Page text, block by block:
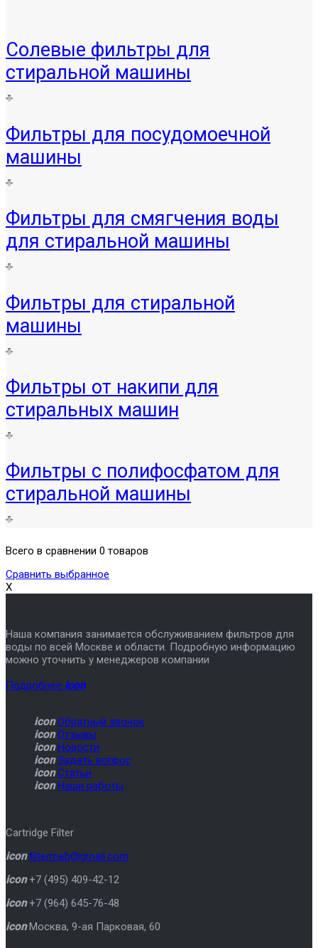
Солевые фильтры для
стиральной машины
Фильтры для посудомоечной
машины
Фильтры для смягчения воды
для стиральной машины
Фильтры для стиральной
машины
Фильтры от накипи для
стиральных машин
Фильтры с полифосфатом для
стиральной машины
Всего в сравнении 0 товаров
Сравнить выбранное
X
Наша компания занимается обслуживанием фильтров для
воды по всей Москве и области. Подробную информацию
можно уточнить у менеджеров компании
Подробнее icon
icon Обратный звонок
icon Отзывы
icon Новости
icon Задать вопрос
icon Статьи
icon Наши работы
Cartridge Filter
icon filtermeb@gmail.com
icon +7 (495) 409-42-12
icon +7 (964) 645-76-48
icon Москва, 9-ая Парковая, 60